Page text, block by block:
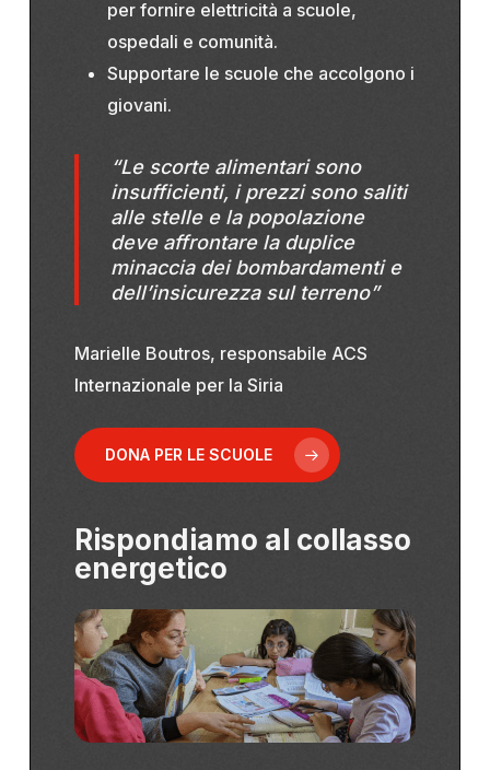
per fornire elettricità a scuole,
ospedali e comunità.
Supportare le scuole che accolgono i
giovani.
“Le scorte alimentari sono
insufficienti, i prezzi sono saliti
alle stelle e la popolazione
deve affrontare la duplice
minaccia dei bombardamenti e
dell’insicurezza sul terreno”
Marielle Boutros, responsabile ACS
Internazionale per la Siria
DONA PER LE SCUOLE
Rispondiamo al collasso
energetico